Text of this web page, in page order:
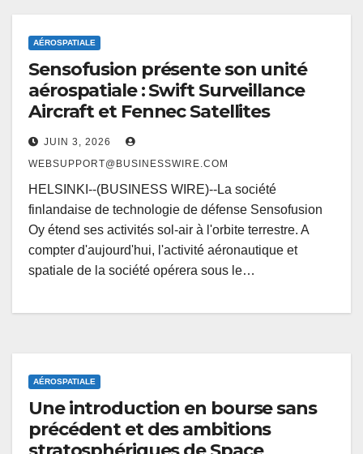
AÉROSPATIALE
Sensofusion présente son unité
aérospatiale : Swift Surveillance
Aircraft et Fennec Satellites
JUIN 3, 2026
WEBSUPPORT@BUSINESSWIRE.COM
HELSINKI--(BUSINESS WIRE)--La société
finlandaise de technologie de défense Sensofusion
Oy étend ses activités sol-air à l'orbite terrestre. A
compter d'aujourd'hui, l'activité aéronautique et
spatiale de la société opérera sous le…
AÉROSPATIALE
Une introduction en bourse sans
précédent et des ambitions